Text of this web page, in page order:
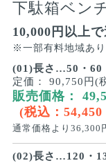
下駄箱ベン
10,000円以上
※一部有料地域あり
(01)長さ…50・60
定価：
90,750円(
販売価格：
(税込： 54,450
通常価格より 36,300
(02)長さ…120・